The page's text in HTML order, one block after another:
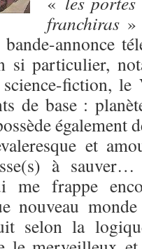
franchiras »
annonce
si particulier,
fiction, le
de base :
également
et
à
me frappe
nouveau
selon la